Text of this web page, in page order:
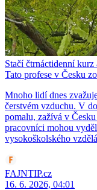
Stačí čtrnáctidenní kurz
Tato profese v Česku
Mnoho lidí dnes
čerstvém vzduchu. V
pomalu, zažívá v
pracovníci mohou
vysokoškolského
FAJNTIP.cz
16. 6. 2026, 04:01